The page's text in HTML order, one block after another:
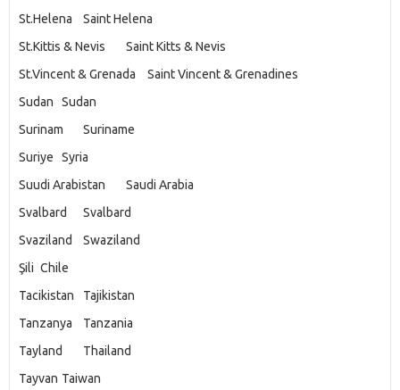
St.Helena
Saint Helena
St.Kittis & Nevis
Saint Kitts & Nevis
St.Vincent & Grenada
Saint Vincent & Grenadines
Sudan
Sudan
Surinam
Suriname
Suriye
Syria
Suudi Arabistan
Saudi Arabia
Svalbard
Svalbard
Svaziland
Swaziland
Şili Chile
Tacikistan
Tajikistan
Tanzanya
Tanzania
Tayland
Thailand
Tayvan Taiwan